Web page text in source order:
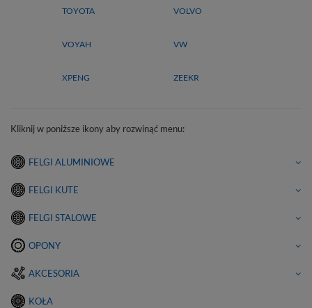
TOYOTA VOLVO
VOYAH VW
XPENG ZEEKR
Kliknij w poniższe ikony aby rozwinąć menu:
FELGI ALUMINIOWE
FELGI KUTE
FELGI STALOWE
OPONY
AKCESORIA
KOŁA